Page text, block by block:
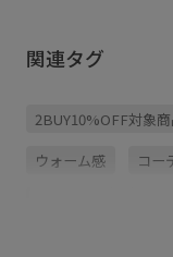
関連タグ
2BUY10%OFF対象
ウォーム感 コー